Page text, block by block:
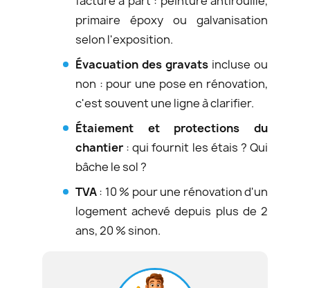
primaire époxy ou galvanisation
selon l'exposition.
Évacuation des gravats incluse ou
non : pour une pose en rénovation,
c'est souvent une ligne à clarifier.
Étaiement et protections du
chantier : qui fournit les étais ? Qui
bâche le sol ?
TVA: 10 % pour une rénovation d'un
logement achevé depuis plus de 2
ans, 20 % sinon.